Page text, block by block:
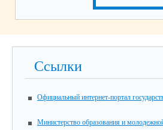
Ссылки
Официальный интернет-портал
Министерство образования и